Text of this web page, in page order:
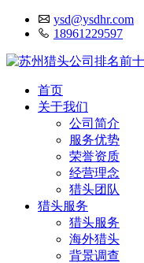
ysd@ysdhr.com
18961229597
首页
关于我们
公司简介
服务优势
荣誉资质
经营理念
猎头团队
猎头服务
猎头服务
海外猎头
背景调查